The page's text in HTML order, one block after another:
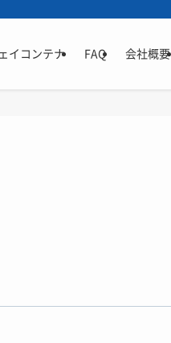
イコンテナ FAQ 会社概要